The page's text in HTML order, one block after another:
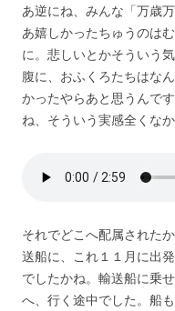
あ逆にね、みんな「万歳
あ嬉しかったちゅうのは
に。悲しいとかそういう
腹に、おふくろたちはな
かったやらあと思うんで
ね、そういう実感全くなか
それでどこへ配属された
送船に、これ１１月に出
でしたかね。輸送船に乗
へ、行く途中でした。船